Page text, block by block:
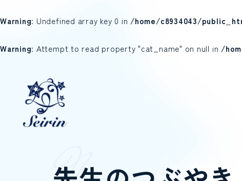
Warning: Undefined array key 0 in /home/c8934043/
Warning: Attempt to read property "cat_name" on null in /